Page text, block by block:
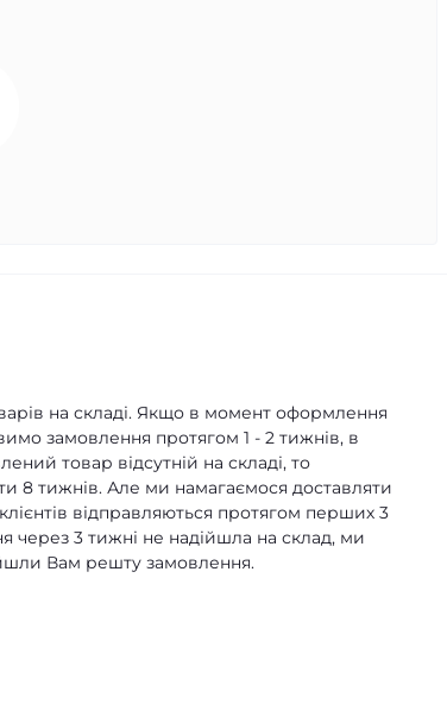
на складі. Якщо в момент оформлення
замовлення протягом 1 - 2 тижнів, в
товар відсутній на складі, то
8 тижнів. Але ми намагаємося доставляти
відправляються протягом перших 3
через 3 тижні не надійшла на склад, ми
Вам решту замовлення.